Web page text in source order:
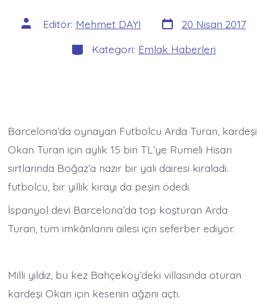
Yazının
yazarı
Editör: Mehmet DAYI Yazı
tarihi
20 Nisan 2017
Kategoriler
Kategori: Emlak Haberleri
Barcelona’da oynayan Futbolcu Arda Turan, kardeşi
Okan Turan için aylık 15 bin TL’ye Rumeli Hisarı
sırtlarında Boğaz’a nazır bir yalı dairesi kiraladı.
futbolcu, bir yıllık kirayı da peşin ödedi.
İspanyol devi Barcelona’da top koşturan Arda
Turan, tüm imkânlarını ailesi için seferber ediyor.
Milli yıldız, bu kez Bahçeköy’deki villasında oturan
kardeşi Okan için kesenin ağzını açtı.